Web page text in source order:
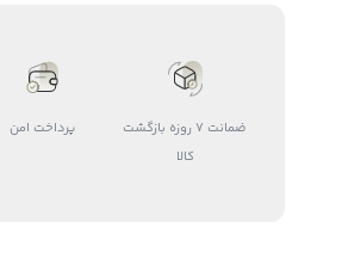
ضمانت 7 روزه بازگشت
کالا
پرداخت امن